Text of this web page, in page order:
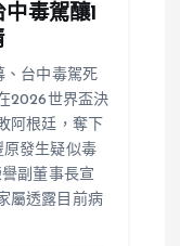
毒駕釀1
、台中毒駕死
2026世界盃決
阿根廷，奪下
原發生疑似毒
副董事長宣
屬透露目前病